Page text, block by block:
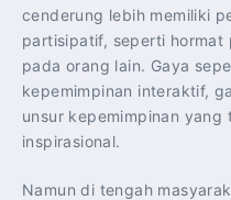
cenderung lebih memiliki
partisipatif, seperti hormat
pada orang lain. Gaya
kepemimpinan interaktif,
unsur kepemimpinan yang
inspirasional.
Namun di tengah